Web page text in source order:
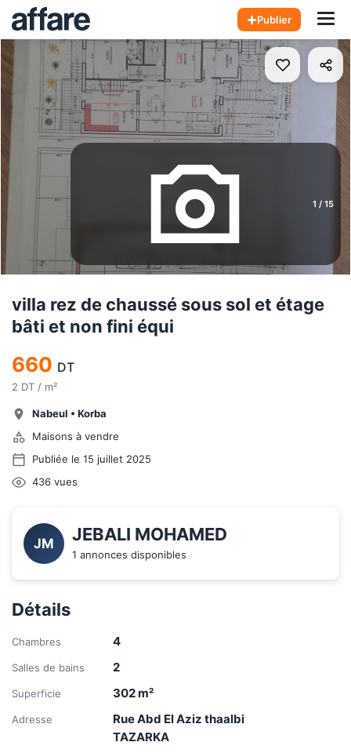
Publier
1 / 15
villa rez de chaussé sous sol et étage
bâti et non fini équi
660 DT
2 DT / m²
Nabeul • Korba
Maisons à vendre
Publiée le 15 juillet 2025
436 vues
JM JEBALI MOHAMED
1 annonces disponibles
Détails
Chambres 4
Salles de bains 2
Superficie 302m²
Adresse
Rue Abd El Aziz thaalbi
TAZARKA